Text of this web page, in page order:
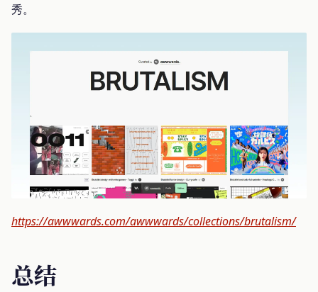
秀。
https://awwwards.com/awwwards/collections/brutalism/
总结